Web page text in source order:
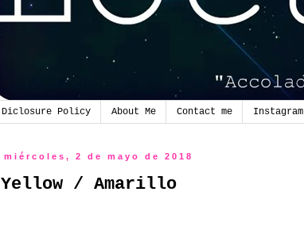
Diclosure Policy About Me Contact me Instagram
miércoles, 2 de mayo de 2018
Yellow / Amarillo